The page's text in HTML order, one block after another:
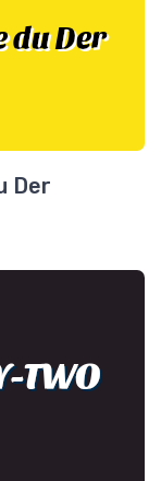
du Der
Der
TWO